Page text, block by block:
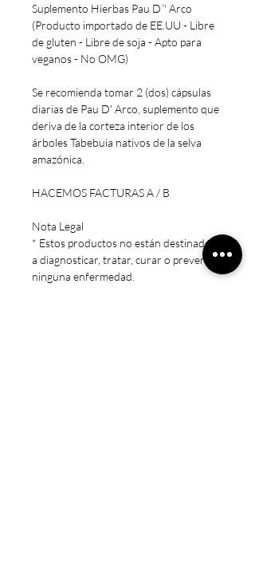
Suplemento Hierbas Pau D´' Arco
(Producto importado de EE.UU - Libre
de gluten - Libre de soja - Apto para
veganos - No OMG)
Se recomienda tomar 2 (dos) cápsulas
diarias de Pau D' Arco, suplemento que
deriva de la corteza interior de los
árboles Tabebuia nativos de la selva
amazónica.
HACEMOS FACTURAS A / B
Nota Legal
* Estos productos no están destinados
a diagnosticar, tratar, curar o prevenir
ninguna enfermedad.